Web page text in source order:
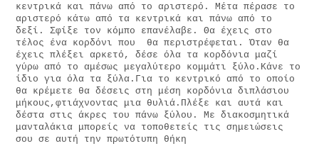
κεντρικά και πάνω από το αριστερό. Μέτα πέρασε το
αριστερό κάτω από τα κεντρικά και πάνω από το
δεξί. Σφίξε τον κόμπο επανέλαβε. Θα έχεις στο
τέλος ένα κορδόνι που θα περιστρέφεται. Όταν θα
έχεις πλέξει αρκετό, δέσε όλα τα κορδόνια μαζί
γύρω από το αμέσως μεγαλύτερο κομμάτι ξύλο.Κάνε το
ίδιο για όλα τα ξύλα.Για το κεντρικό από το οποίο
θα κρέμετε θα δέσεις στη μέση κορδόνια διπλάσιου
μήκους,φτιάχνοντας μια θυλιά.Πλέξε και αυτά και
δέστα στις άκρες του πάνω ξύλου. Με διακοσμητικά
μανταλάκια μπορείς να τοποθετείς τις σημειώσεις
σου σε αυτή την πρωτότυπη θήκη